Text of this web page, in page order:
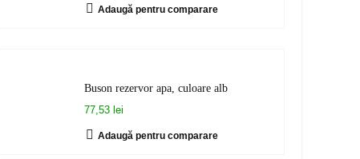
Adaugă pentru comparare
Buson rezervor apa, culoare alb
77,53 lei
Adaugă pentru comparare